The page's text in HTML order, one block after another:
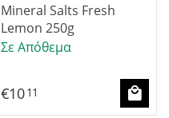
Mineral Salts Fresh
Lemon 250g
Σε Απόθεμα
€1011